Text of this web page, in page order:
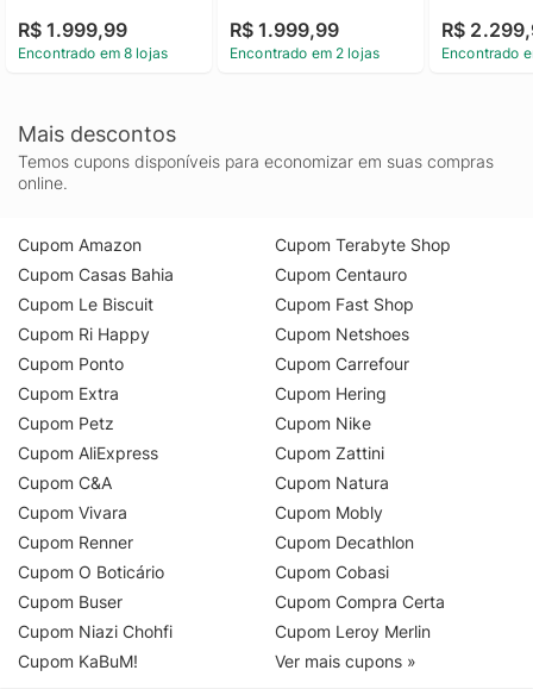
R$ 1.999,99
Encontrado em 8 lojas
R$ 1.999,99
Encontrado em 2 lojas
R$
Encontrado
Mais descontos
Temos cupons disponíveis para economizar em suas compras
online.
Cupom Amazon
Cupom Casas Bahia
Cupom Le Biscuit
Cupom Ri Happy
Cupom Ponto
Cupom Extra
Cupom Petz
Cupom AliExpress
Cupom C&A
Cupom Vivara
Cupom Renner
Cupom O Boticário
Cupom Buser
Cupom Niazi Chohfi
Cupom KaBuM!
Cupom Terabyte Shop
Cupom Centauro
Cupom Fast Shop
Cupom Netshoes
Cupom Carrefour
Cupom Hering
Cupom Nike
Cupom Zattini
Cupom Natura
Cupom Mobly
Cupom Decathlon
Cupom Cobasi
Cupom Compra Certa
Cupom Leroy Merlin
Ver mais cupons »